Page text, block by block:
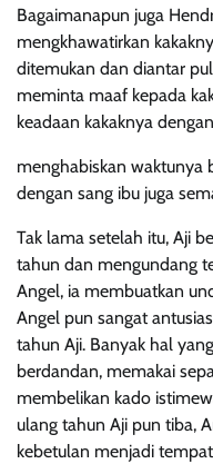
Bagaimanapun juga
mengkhawatirkan
ditemukan dan diantar
meminta maaf kepada
keadaan kakaknya
menghabiskan waktunya
dengan sang ibu juga
Tak lama setelah itu, Aji
tahun dan mengundang
Angel, ia membuatkan
Angel pun sangat
tahun Aji. Banyak hal
berdandan, memakai
membelikan kado
ulang tahun Aji pun tiba,
kebetulan menjadi